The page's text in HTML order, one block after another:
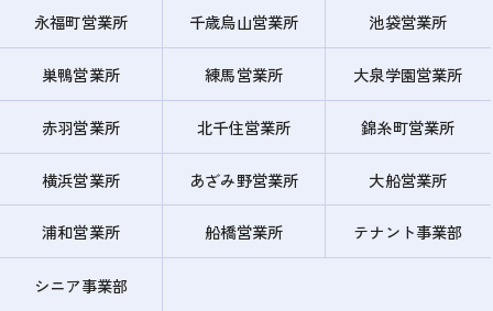
永福町営業所 千歳烏山営業所 池袋営業所
巣鴨営業所 練馬営業所 大泉学園営業所
赤羽営業所 北千住営業所 錦糸町営業所
横浜営業所 あざみ野営業所 大船営業所
浦和営業所 船橋営業所 テナント事業部
シニア事業部